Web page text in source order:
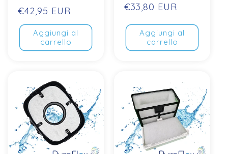
Prezzo
normale
€42,95 EUR
Aggiungi al
carrello
Prezzo
€33,80 EUR
Aggiungi al
carrello